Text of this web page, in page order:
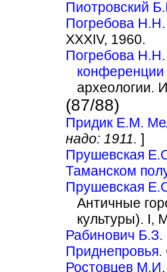
Пиотровский
Погребова
XXXIV, 1960.
Погребова Н.Н.
археологии.
(87/88)
Придик Е.М.
надо: 1911. ]
Прушевская
Таманском
Прушевская
Античные
культуры). I,
Рабинович Б.З.
Приднепровья.
Ростовцев